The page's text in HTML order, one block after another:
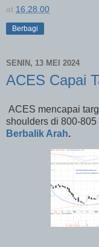
at 16.28.00
Berbagi
SENIN, 13 MEI 2024
ACES Capai
ACES mencapai
shoulders di 800-
Berbalik Arah.